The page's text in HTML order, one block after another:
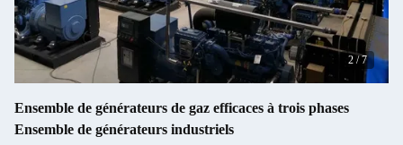
2 /7
Ensemble de générateurs de gaz efficaces à trois phases
Ensemble de générateurs industriels